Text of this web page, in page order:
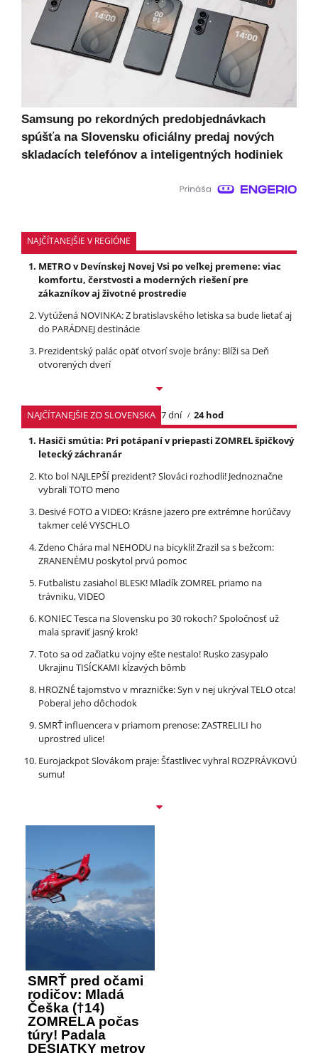
Samsung po rekordných predobjednávkach
spúšťa na Slovensku oficiálny predaj nových
skladacích telefónov a inteligentných hodiniek
NAJČÍTANEJŠIE V REGIÓNE
METRO v Devínskej Novej Vsi po veľkej premene: viac
komfortu, čerstvosti a moderných riešení pre
zákazníkov aj životné prostredie
Vytúžená NOVINKA: Z bratislavského letiska sa bude lietať aj
do PARÁDNEJ destinácie
Prezidentský palác opäť otvorí svoje brány: Blíži sa Deň
otvorených dverí
NAJČÍTANEJŠIE ZO SLOVENSKA 7 dní
24 hod
Hasiči smútia: Pri potápaní v priepasti ZOMREL špičkový
letecký záchranár
Kto bol NAJLEPŠÍ prezident? Slováci rozhodli! Jednoznačne
vybrali TOTO meno
Desivé FOTO a VIDEO: Krásne jazero pre extrémne horúčavy
takmer celé VYSCHLO
Zdeno Chára mal NEHODU na bicykli! Zrazil sa s bežcom:
ZRANENÉMU poskytol prvú pomoc
Futbalistu zasiahol BLESK! Mladík ZOMREL priamo na
trávniku, VIDEO
KONIEC Tesca na Slovensku po 30 rokoch? Spoločnosť už
mala spraviť jasný krok!
Toto sa od začiatku vojny ešte nestalo! Rusko zasypalo
Ukrajinu TISÍCKAMI kĺzavých bômb
HROZNÉ tajomstvo v mrazničke: Syn v nej ukrýval TELO otca!
Poberal jeho dôchodok
SMRŤ influencera v priamom prenose: ZASTRELILI ho
uprostred ulice!
Eurojackpot Slovákom praje: Šťastlivec vyhral ROZPRÁVKOVÚ
sumu!
SMRŤ pred očami
rodičov: Mladá
Češka (†14)
ZOMRELA počas
túry! Padala
DESIATKY metrov